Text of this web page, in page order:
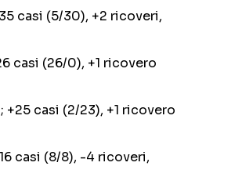
casi (5/30), +2 ricoveri,
casi (26/0), +1 ricovero
+25 casi (2/23), +1 ricovero
casi (8/8), -4 ricoveri,